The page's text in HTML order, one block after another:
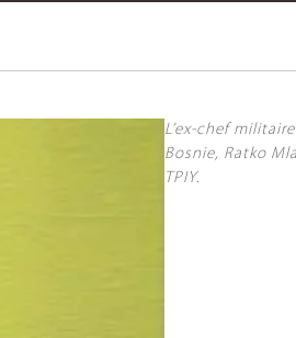
L’ex-chef
Bosnie, Ratko
TPIY.